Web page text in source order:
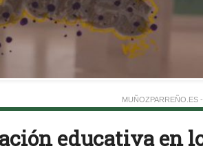
MUÑOZPARREÑO.ES
educativa en